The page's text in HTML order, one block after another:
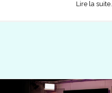
Lire la suite...